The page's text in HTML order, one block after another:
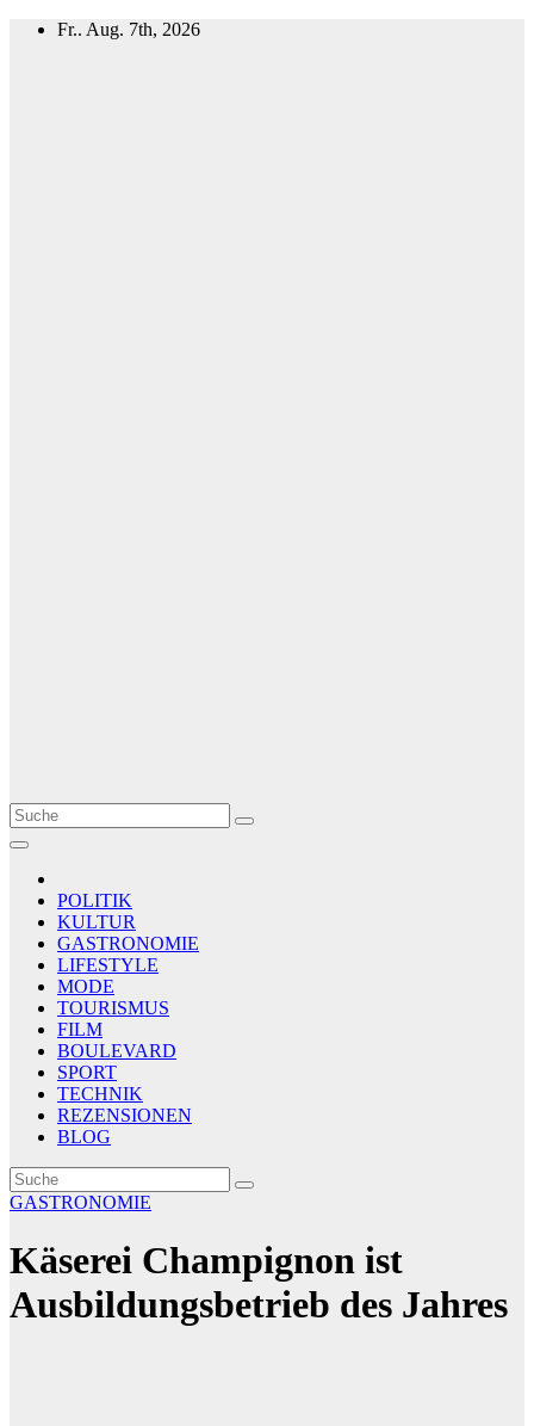
Zum
Fr.. Aug. 7th, 2026
Le Matin
AGENCE DE PRESSE
POLITIK
KULTUR
GASTRONOMIE
LIFESTYLE
MODE
TOURISMUS
FILM
BOULEVARD
SPORT
TECHNIK
REZENSIONEN
BLOG
GASTRONOMIE
Käserei Champignon ist
Ausbildungsbetrieb des Jahres